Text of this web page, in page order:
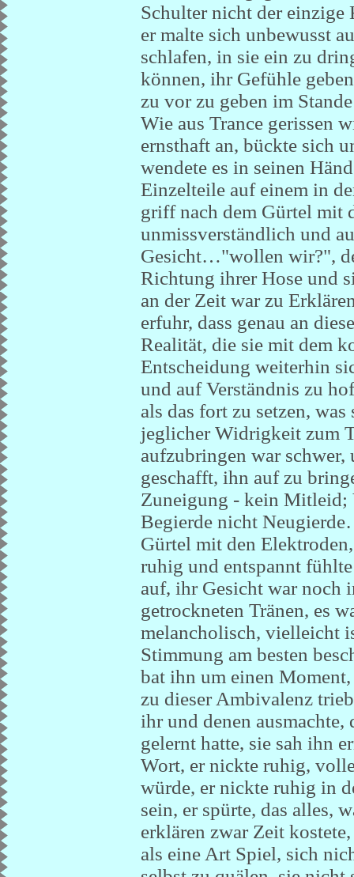
Schulter nicht der
er malte sich unbewusst
schlafen, in sie ein zu
können, ihr Gefühle
zu vor zu geben im
Wie aus Trance gerissen
ernsthaft an, bückte sich
wendete es in seinen
Einzelteile auf einem in
griff nach dem Gürtel mit
unmissverständlich und
Gesicht…"wollen wir?",
Richtung ihrer Hose und
an der Zeit war zu
erfuhr, dass genau an
Realität, die sie mit dem
Entscheidung weiterhin
und auf Verständnis zu
als das fort zu setzen,
jeglicher Widrigkeit zum
aufzubringen war schwer,
geschafft, ihn auf zu
Zuneigung - kein Mitleid;
Begierde nicht
Gürtel mit den
ruhig und entspannt
auf, ihr Gesicht war noch
getrockneten Tränen, es
melancholisch, vielleicht
Stimmung am besten
bat ihn um einen
zu dieser Ambivalenz
ihr und denen
gelernt hatte, sie sah ihn
Wort, er nickte ruhig,
würde, er nickte ruhig in
sein, er spürte, das alles,
erklären zwar Zeit
als eine Art Spiel, sich